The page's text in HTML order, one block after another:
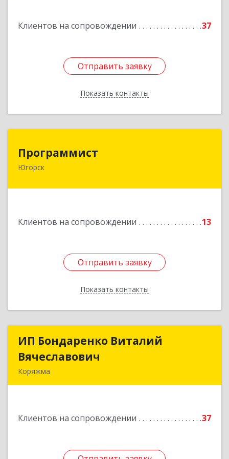
Клиентов на сопровождении 37
Отправить заявку
Показать контакты
Отправить заявку
Назад
Программист
Югорск
Клиентов на сопровождении 13
Отправить заявку
Показать контакты
628264, Ханты-Мансийский Автономный округ
Подробнее
Отправить заявку
Назад
ИП Бондаренко Виталий
Вячеславович
Коряжма
Клиентов на сопровождении 37
ИП Бондаренко Виталий
Подробнее